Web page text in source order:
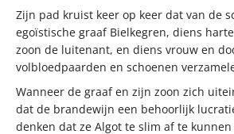
Zijn pad kruist keer op keer dat van de
egoïstische graaf Bielkegren, diens
zoon de luitenant, en diens vrouw en
volbloedpaarden en schoenen
Wanneer de graaf en zijn zoon zich
dat de brandewijn een behoorlijk
denken dat ze Algot te slim af te